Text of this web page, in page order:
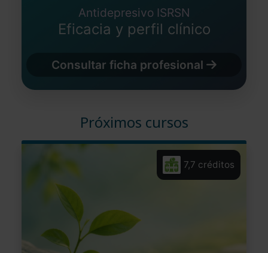
Antidepresivo ISRSN
Eficacia y perfil clínico
Consultar ficha profesional
Próximos cursos
7,7 créditos